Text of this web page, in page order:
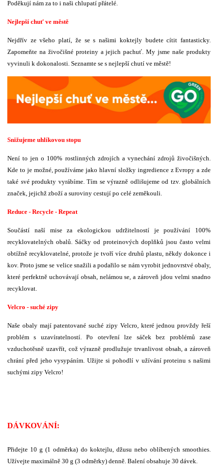
Poděkují nám za to i naši chlupatí přátelé.
Nejlepší chuť ve městě
Nejdřív ze všeho platí, že se s našimi koktejly budete cítit fantasticky.
Zapomeňte na živočišné proteiny a jejich pachuť. My jsme naše produkty
vyvinuli k dokonalosti. Seznamte se s nejlepší chutí ve městě!
Snižujeme uhlíkovou stopu
Není to jen o 100% rostlinných zdrojích a vynechání zdrojů živočišných.
Kde to je možné, používáme jako hlavní složky ingredience z Evropy a zde
také své produkty vyrábíme. Tím se výrazně odlišujeme od tzv. globálních
značek, jejichž zboží a suroviny cestují po celé zeměkouli.
Reduce - Recycle - Repeat
Součástí naší mise za ekologickou udržitelností je používání 100%
recyklovatelných obalů. Sáčky od proteinových doplňků jsou často velmi
obtížně recyklovatelné, protože je tvoří více druhů plastu, někdy dokonce i
kov. Proto jsme se velice snažili a podařilo se nám vyrobit jednovrstvé obaly,
které perfektně uchovávají obsah, nelámou se, a zároveň jdou velmi snadno
recyklovat.
Velcro - suché zipy
Naše obaly mají patentované suché zipy Velcro, které jednou provždy řeší
problém s uzavíratelností. Po otevření lze sáček bez problémů zase
vzduchotěsně uzavřít, což výrazně prodlužuje trvanlivost obsah, a zároveň
chrání před jeho vysypáním. Užijte si pohodlí v užívání proteinu s našimi
suchými zipy Velcro!
DÁVKOVÁNÍ:
Přidejte 10 g (1 odměrka) do koktejlu, džusu nebo oblíbených smoothies.
Užívejte maximálně 30 g (3 odměrky) denně. Balení obsahuje 30 dávek.